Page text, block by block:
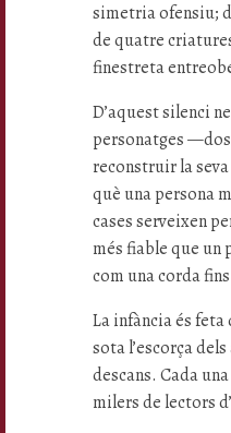
simetria ofensiu;
de quatre
finestreta
D’aquest silenci
personatges
reconstruir la
què una persona
cases serveixen
més fiable que un
com una corda
La infància és
sota l’escorça
descans. Cada
milers de lectors